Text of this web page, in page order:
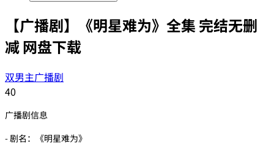
【广播剧】《明星难为》全集 完结无删
减 网盘下载
双男主广播剧
40
广播剧信息
- 剧名：《明星难为》